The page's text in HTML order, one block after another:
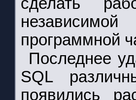
программной
Последнее
SQL
появились